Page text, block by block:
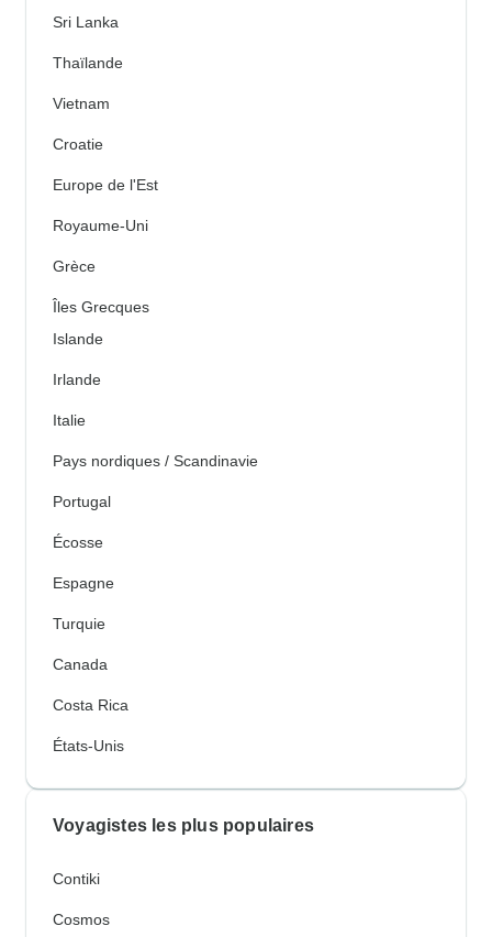
Sri Lanka
Thaïlande
Vietnam
Croatie
Europe de l'Est
Royaume-Uni
Grèce
Îles Grecques
Islande
Irlande
Italie
Pays nordiques / Scandinavie
Portugal
Écosse
Espagne
Turquie
Canada
Costa Rica
États-Unis
Voyagistes les plus populaires
Contiki
Cosmos